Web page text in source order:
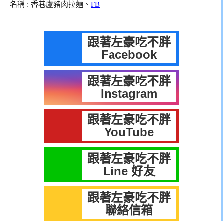
名稱 : 香巷盧豬肉拉麵、 FB
跟著左豪吃不胖
Facebook
跟著左豪吃不胖
Instagram
跟著左豪吃不胖
YouTube
跟著左豪吃不胖
Line 好友
跟著左豪吃不胖
聯絡信箱